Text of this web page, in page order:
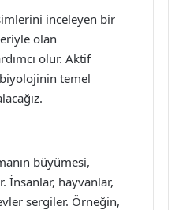
inceleyen bir
olan
olur. Aktif
temel
büyümesi,
İnsanlar, hayvanlar,
sergiler. Örneğin,